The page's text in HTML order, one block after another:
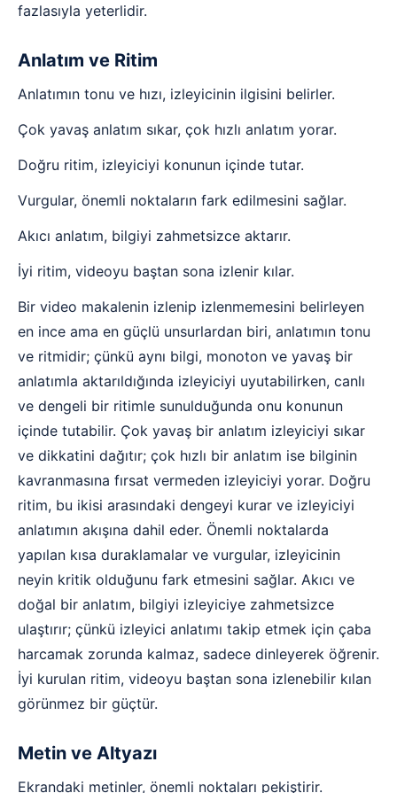
fazlasıyla yeterlidir.
Anlatım ve Ritim
Anlatımın tonu ve hızı, izleyicinin ilgisini belirler.
Çok yavaş anlatım sıkar, çok hızlı anlatım yorar.
Doğru ritim, izleyiciyi konunun içinde tutar.
Vurgular, önemli noktaların fark edilmesini sağlar.
Akıcı anlatım, bilgiyi zahmetsizce aktarır.
İyi ritim, videoyu baştan sona izlenir kılar.
Bir video makalenin izlenip izlenmemesini belirleyen
en ince ama en güçlü unsurlardan biri, anlatımın tonu
ve ritmidir; çünkü aynı bilgi, monoton ve yavaş bir
anlatımla aktarıldığında izleyiciyi uyutabilirken, canlı
ve dengeli bir ritimle sunulduğunda onu konunun
içinde tutabilir. Çok yavaş bir anlatım izleyiciyi sıkar
ve dikkatini dağıtır; çok hızlı bir anlatım ise bilginin
kavranmasına fırsat vermeden izleyiciyi yorar. Doğru
ritim, bu ikisi arasındaki dengeyi kurar ve izleyiciyi
anlatımın akışına dahil eder. Önemli noktalarda
yapılan kısa duraklamalar ve vurgular, izleyicinin
neyin kritik olduğunu fark etmesini sağlar. Akıcı ve
doğal bir anlatım, bilgiyi izleyiciye zahmetsizce
ulaştırır; çünkü izleyici anlatımı takip etmek için çaba
harcamak zorunda kalmaz, sadece dinleyerek öğrenir.
İyi kurulan ritim, videoyu baştan sona izlenebilir kılan
görünmez bir güçtür.
Metin ve Altyazı
Ekrandaki metinler, önemli noktaları pekiştirir.